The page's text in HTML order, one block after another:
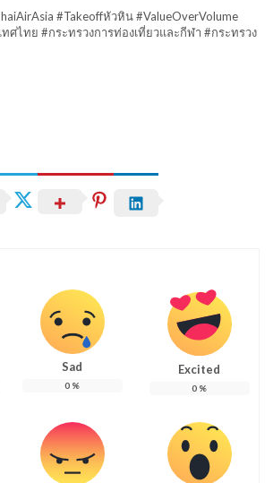
#Takeoffหัวหิน #ValueOverVolume
ศไทย #กระทรวงการท่องเที่ยวและกีฬา #กระทรวง
Sad
0 %
Excited
0 %